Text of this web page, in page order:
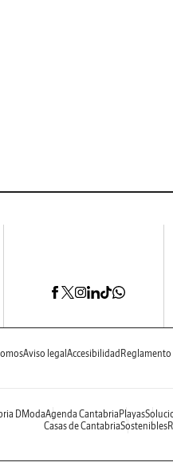
Aviso legal Accesibilidad Reglamento
DModaAgenda Cantabria Playas
Casas de CantabriaSostenibles